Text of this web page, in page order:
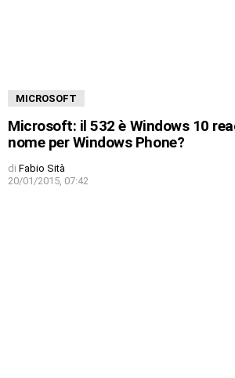
MICROSOFT
Microsoft: il 532 è Windows 10
nome per Windows Phone?
di Fabio Sità
20/01/2015, 07:42